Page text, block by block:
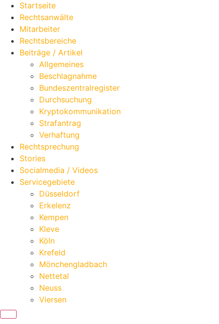
Startseite
Rechtsanwälte
Mitarbeiter
Rechtsbereiche
Beiträge / Artikel
Allgemeines
Beschlagnahme
Bundeszentralregister
Durchsuchung
Kryptokommunikation
Strafantrag
Verhaftung
Rechtsprechung
Stories
Socialmedia / Videos
Servicegebiete
Düsseldorf
Erkelenz
Kempen
Kleve
Köln
Krefeld
Mönchengladbach
Nettetal
Neuss
Viersen
Hamburger Toggle Menu